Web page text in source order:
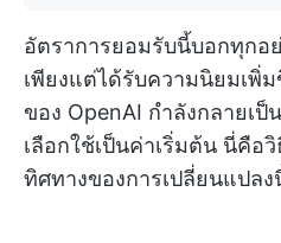
อัตราการยอมรับนี้บอกทุกอ
เพียงแต่ได้รับความนิยมเพิ่
ของ OpenAI กำลังกลายเป็
เลือกใช้เป็นค่าเริ่มต้น นี่คือ
ทิศทางของการเปลี่ยนแปลง